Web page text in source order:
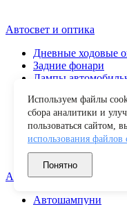
Автосвет и оптика
Дневные ходовые
Задние фонари
Лампы
Повторители
Противотуманные
Прочие
Светодиодные
Фары рабочего света
Автохимия и уход
Автошампуни
Используем файлы
сбора аналитики и
пользоваться сайтом,
использования файлов
Понятно